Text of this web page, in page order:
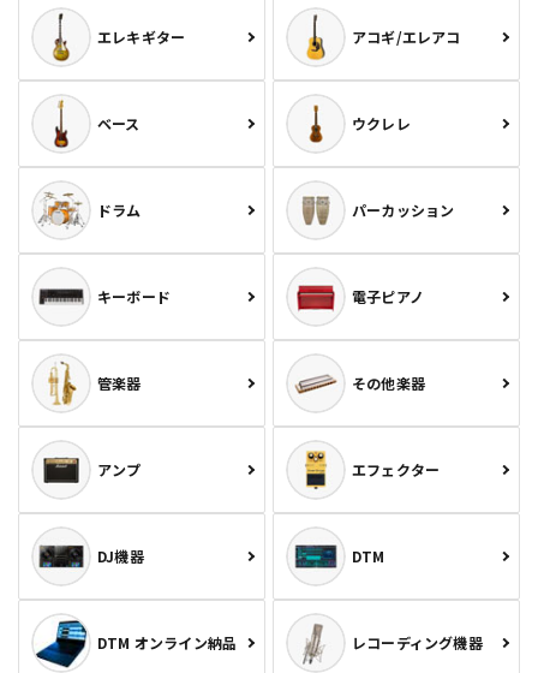
エレキギター アコギ/エレアコ
ベース ウクレレ
ドラム パーカッション
キーボード 電子ピアノ
管楽器 その他楽器
アンプ エフェクター
DJ機器 DTM
DTM オンライン納品 レコーディング機器